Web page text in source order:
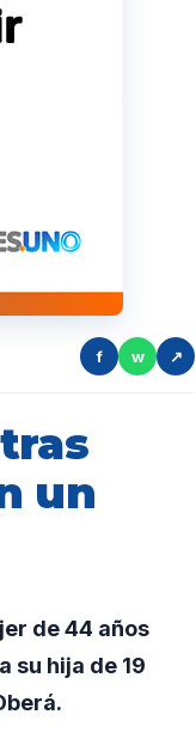
f w ↗
un
de 44 años
su hija de 19